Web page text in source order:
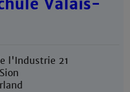
Valais-
l'Industrie 21